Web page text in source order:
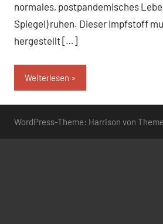
normales, postpandemisches
Spiegel) ruhen. Dieser Impfstoff
hergestellt […]
Weiterlesen
WordPress-Theme: Harrison von